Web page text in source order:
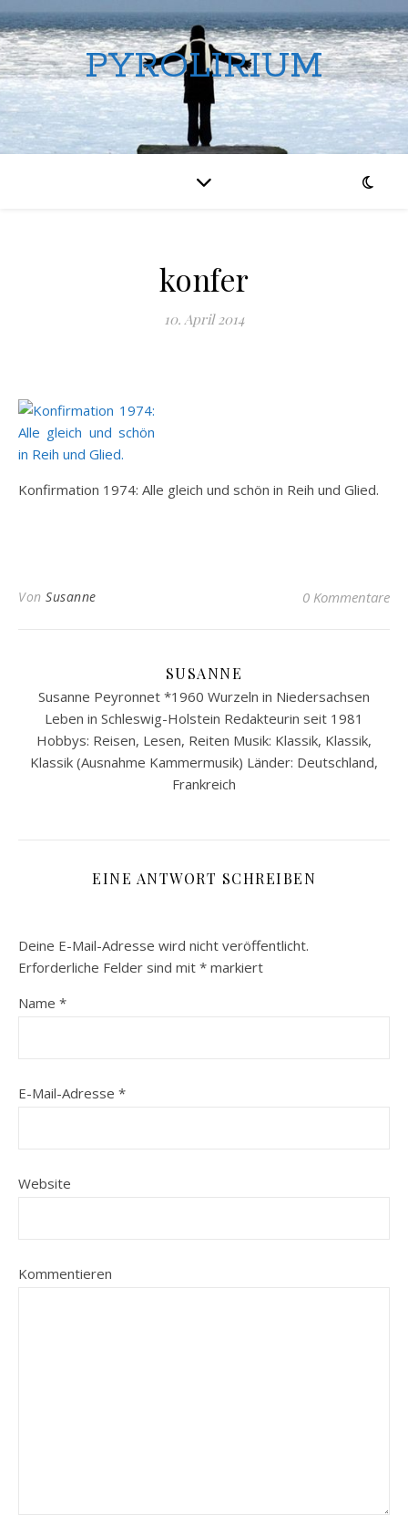
PYROLIRIUM
konfer
10. April 2014
Konfirmation 1974: Alle gleich und schön in Reih und Glied.
Von Susanne 0 Kommentare
SUSANNE
Susanne Peyronnet *1960 Wurzeln in Niedersachsen
Leben in Schleswig-Holstein Redakteurin seit 1981
Hobbys: Reisen, Lesen, Reiten Musik: Klassik, Klassik,
Klassik (Ausnahme Kammermusik) Länder: Deutschland,
Frankreich
EINE ANTWORT SCHREIBEN
Deine E-Mail-Adresse wird nicht veröffentlicht.
Erforderliche Felder sind mit * markiert
Name *
E-Mail-Adresse *
Website
Kommentieren